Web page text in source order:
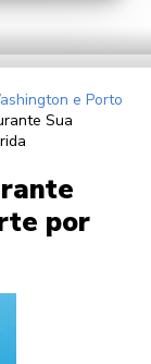
e Porto
Sua
por